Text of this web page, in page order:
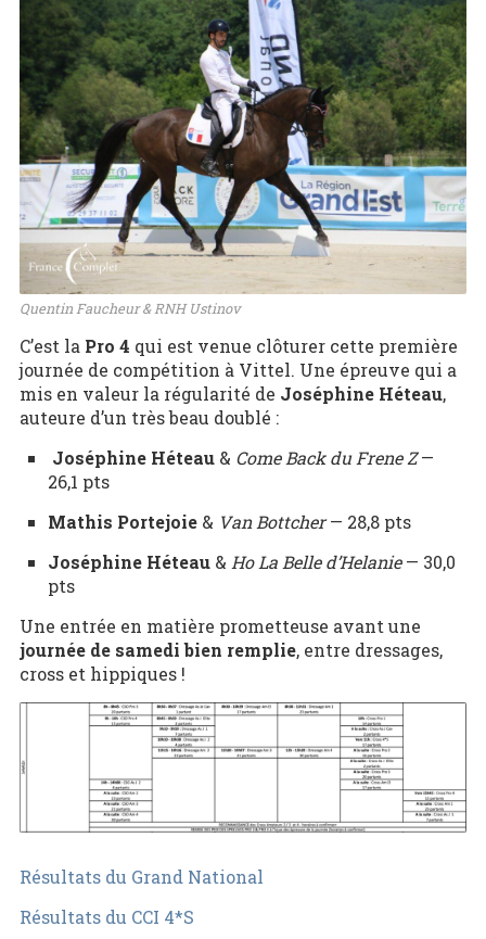
Quentin Faucheur & RNH Ustinov
C’est la Pro 4 qui est venue clôturer cette première
journée de compétition à Vittel. Une épreuve qui a
mis en valeur la régularité de Joséphine Héteau,
auteure d’un très beau doublé :
Joséphine Héteau& Come Back du Frene Z—
26,1 pts
Mathis Portejoie& Van Bottcher— 28,8 pts
Joséphine Héteau& Ho La Belle d’Helanie— 30,0
pts
Une entrée en matière prometteuse avant une
journée de samedi bien remplie, entre dressages,
cross et hippiques !
Résultats du Grand National
Résultats du CCI 4*S